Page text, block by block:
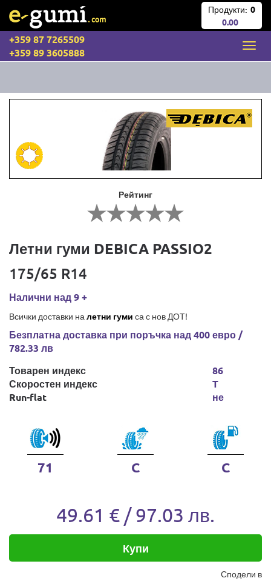
Продукти: 0
0.00
+359 87 7265509
+359 89 3605888
Рейтинг
Летни гуми DEBICA PASSIO2
175/65 R14
Налични над 9 +
Всички доставки на летни гуми са с нов ДОТ!
Безплатна доставка при поръчка над 400 евро /
782.33 лв
Товарен индекс
Скоростен индекс
Run-flat
86
T
не
71 C C
49.61 € / 97.03 лв.
Купи
Сподели в